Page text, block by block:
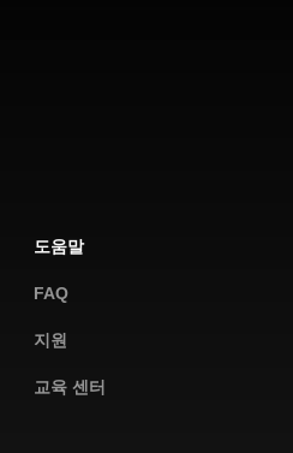
도움말
FAQ
지원
교육 센터